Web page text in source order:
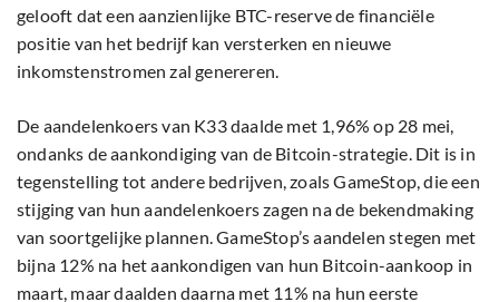
gelooft dat een aanzienlijke BTC-reserve de financiële
positie van het bedrijf kan versterken en nieuwe
inkomstenstromen zal genereren.
De aandelenkoers van K33 daalde met 1,96% op 28 mei,
ondanks de aankondiging van de Bitcoin-strategie. Dit is in
tegenstelling tot andere bedrijven, zoals GameStop, die een
stijging van hun aandelenkoers zagen na de bekendmaking
van soortgelijke plannen. GameStop’s aandelen stegen met
bijna 12% na het aankondigen van hun Bitcoin-aankoop in
maart, maar daalden daarna met 11% na hun eerste